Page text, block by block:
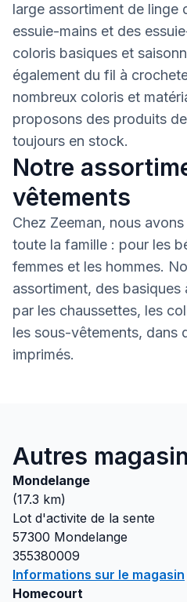
large assortiment de linge
essuie-mains et des
coloris basiques et
également du fil à
nombreux coloris et
proposons des produits
toujours en stock.
Notre
vêtements
Chez Zeeman, nous
toute la famille : pour les
femmes et les hommes.
assortiment, des basiques
par les chaussettes, les
les sous-vêtements, dans
imprimés.
Autres
Mondelange
(17.3 km)
Lot d'activite de la sente
57300 Mondelange
355380009
Informations sur le magasin
Homecourt